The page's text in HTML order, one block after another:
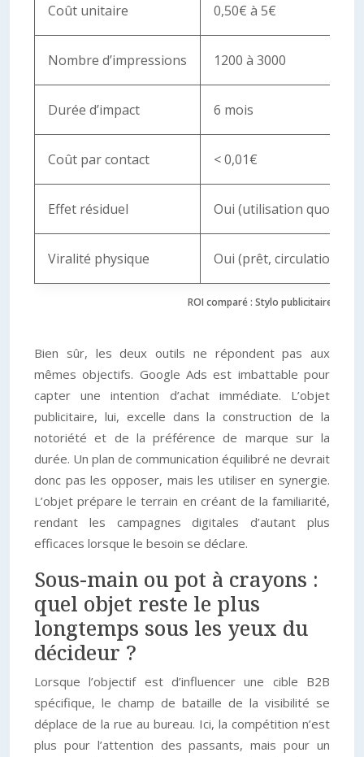
ROI comparé : Stylo publicitaire vs
Coût unitaire 0,50€ à 5€
Nombre d’impressions 1200 à 3000
Durée d’impact 6 mois
Coût par contact < 0,01€
Effet résiduel Oui (utilisation
Viralité physique Oui (prêt, circulation)
Bien sûr, les deux outils ne répondent pas aux
mêmes objectifs. Google Ads est imbattable pour
capter une intention d’achat immédiate. L’objet
publicitaire, lui, excelle dans la construction de la
notoriété et de la préférence de marque sur la
durée. Un plan de communication équilibré ne devrait
donc pas les opposer, mais les utiliser en synergie.
L’objet prépare le terrain en créant de la familiarité,
rendant les campagnes digitales d’autant plus
efficaces lorsque le besoin se déclare.
Sous-main ou pot à crayons :
quel objet reste le plus
longtemps sous les yeux du
décideur ?
Lorsque l’objectif est d’influencer une cible B2B
spécifique, le champ de bataille de la visibilité se
déplace de la rue au bureau. Ici, la compétition n’est
plus pour l’attention des passants, mais pour un